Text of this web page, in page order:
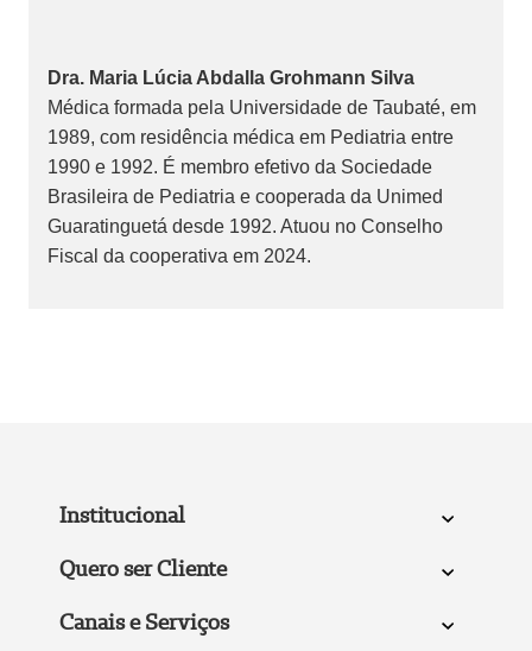
Dra. Maria Lúcia Abdalla Grohmann Silva
Médica formada pela Universidade de Taubaté, em
1989, com residência médica em Pediatria entre
1990 e 1992. É membro efetivo da Sociedade
Brasileira de Pediatria e cooperada da Unimed
Guaratinguetá desde 1992. Atuou no Conselho
Fiscal da cooperativa em 2024.
Institucional
Quero ser Cliente
Canais e Serviços